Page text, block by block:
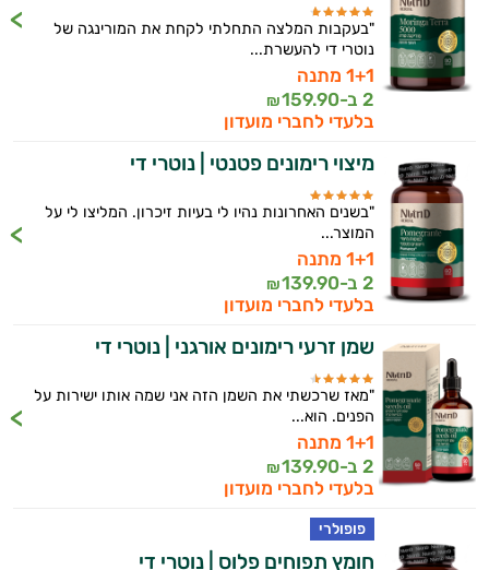
"בעקבות המלצה התחלתי לקחת את המורינגה של
נוטרי די להעשרת...
1+1 מתנה
2 ב-
159.90
₪
בלעדי לחברי מועדון
מיצוי רימונים פטנטי | נוטרי די
"בשנים האחרונות נהיו לי בעיות זיכרון. המליצו לי על
המוצר...
1+1 מתנה
2 ב-
139.90
₪
בלעדי לחברי מועדון
שמן זרעי רימונים אורגני | נוטרי די
"מאז שרכשתי את השמן הזה אני שמה אותו ישירות על
הפנים. הוא...
1+1 מתנה
2 ב-
139.90
₪
בלעדי לחברי מועדון
פופולרי
חומץ תפוחים פלוס | נוטרי די